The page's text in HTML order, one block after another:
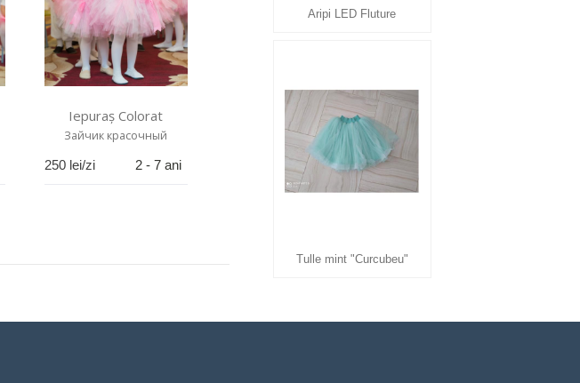
Aripi LED Fluture
Tulle mint "Curcubeu"
Iepuraș Colorat
Зайчик красочный
250 lei/zi 2 - 7 ani